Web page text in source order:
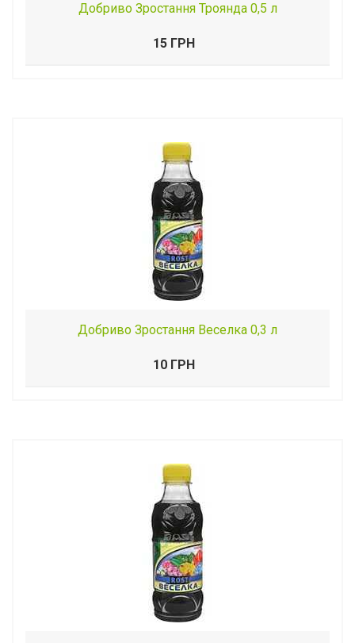
Добриво Зростання Троянда 0,5 л
15 ГРН
Добриво Зростання Веселка 0,3 л
10 ГРН